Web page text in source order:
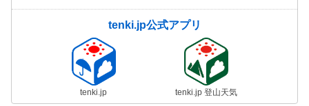
tenki.jp公式アプリ
tenki.jp tenki.jp 登山天気